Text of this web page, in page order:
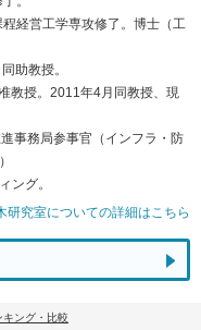
経営工学専攻修了。博士（工
助教授。
教授。2011年4月同教授、現
事務局参事官（インフラ・防
ング。
究室についての詳細はこちら
ング・比較